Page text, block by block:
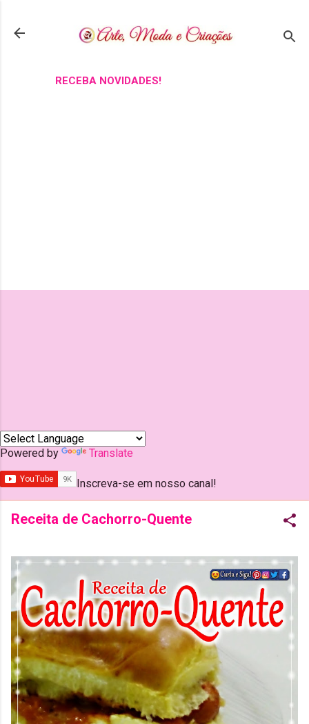
RECEBA NOVIDADES!
Powered by Translate
Inscreva-se em nosso canal!
Receita de Cachorro-Quente